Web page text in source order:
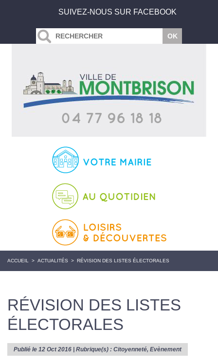
SUIVEZ-NOUS SUR FACEBOOK
ACCUEIL > ACTUALITÉS > RÉVISION DES LISTES ÉLECTORALES
RÉVISION DES LISTES
ÉLECTORALES
Publié le 12 Oct 2016 | Rubrique(s) : Citoyenneté, Evènement